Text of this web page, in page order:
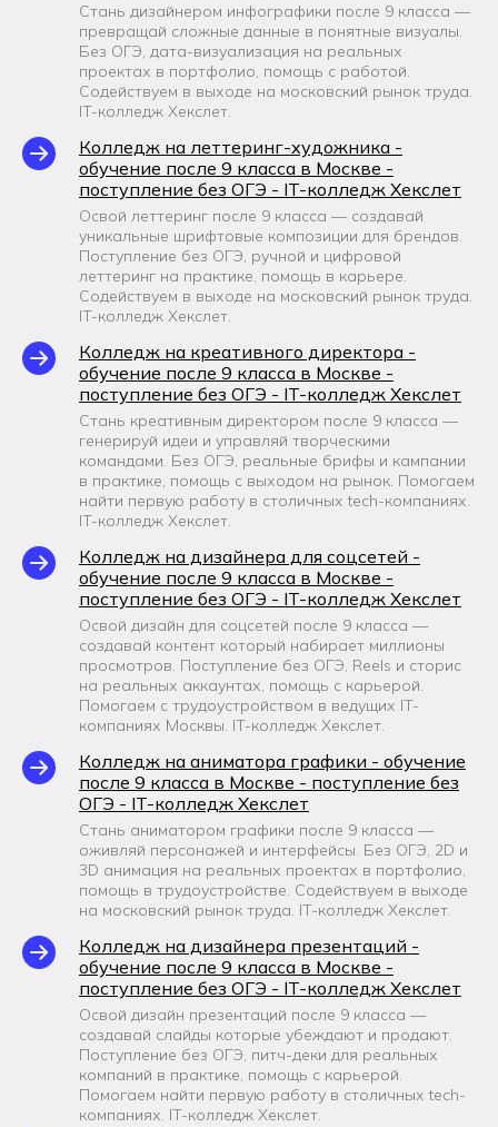
Стань дизайнером инфографики после 9 класса —
превращай сложные данные в понятные визуалы.
Без ОГЭ, дата-визуализация на реальных
проектах в портфолио, помощь с работой.
Содействуем в выходе на московский рынок труда.
IT-колледж Хекслет.
Колледж на леттеринг-художника -
обучение после 9 класса в Москве -
поступление без ОГЭ - IT-колледж Хекслет
Освой леттеринг после 9 класса — создавай
уникальные шрифтовые композиции для брендов.
Поступление без ОГЭ, ручной и цифровой
леттеринг на практике, помощь в карьере.
Содействуем в выходе на московский рынок труда.
IT-колледж Хекслет.
Колледж на креативного директора -
обучение после 9 класса в Москве -
поступление без ОГЭ - IT-колледж Хекслет
Стань креативным директором после 9 класса —
генерируй идеи и управляй творческими
командами. Без ОГЭ, реальные брифы и кампании
в практике, помощь с выходом на рынок. Помогаем
найти первую работу в столичных tech-компаниях.
IT-колледж Хекслет.
Колледж на дизайнера для соцсетей -
обучение после 9 класса в Москве -
поступление без ОГЭ - IT-колледж Хекслет
Освой дизайн для соцсетей после 9 класса —
создавай контент который набирает миллионы
просмотров. Поступление без ОГЭ, Reels и сторис
на реальных аккаунтах, помощь с карьерой.
Помогаем с трудоустройством в ведущих IT-
компаниях Москвы. IT-колледж Хекслет.
Колледж на аниматора графики - обучение
после 9 класса в Москве - поступление без
ОГЭ - IT-колледж Хекслет
Стань аниматором графики после 9 класса —
оживляй персонажей и интерфейсы. Без ОГЭ, 2D и
3D анимация на реальных проектах в портфолио,
помощь в трудоустройстве. Содействуем в выходе
на московский рынок труда. IT-колледж Хекслет.
Колледж на дизайнера презентаций -
обучение после 9 класса в Москве -
поступление без ОГЭ - IT-колледж Хекслет
Освой дизайн презентаций после 9 класса —
создавай слайды которые убеждают и продают.
Поступление без ОГЭ, питч-деки для реальных
компаний в практике, помощь с карьерой.
Помогаем найти первую работу в столичных tech-
компаниях. IT-колледж Хекслет.